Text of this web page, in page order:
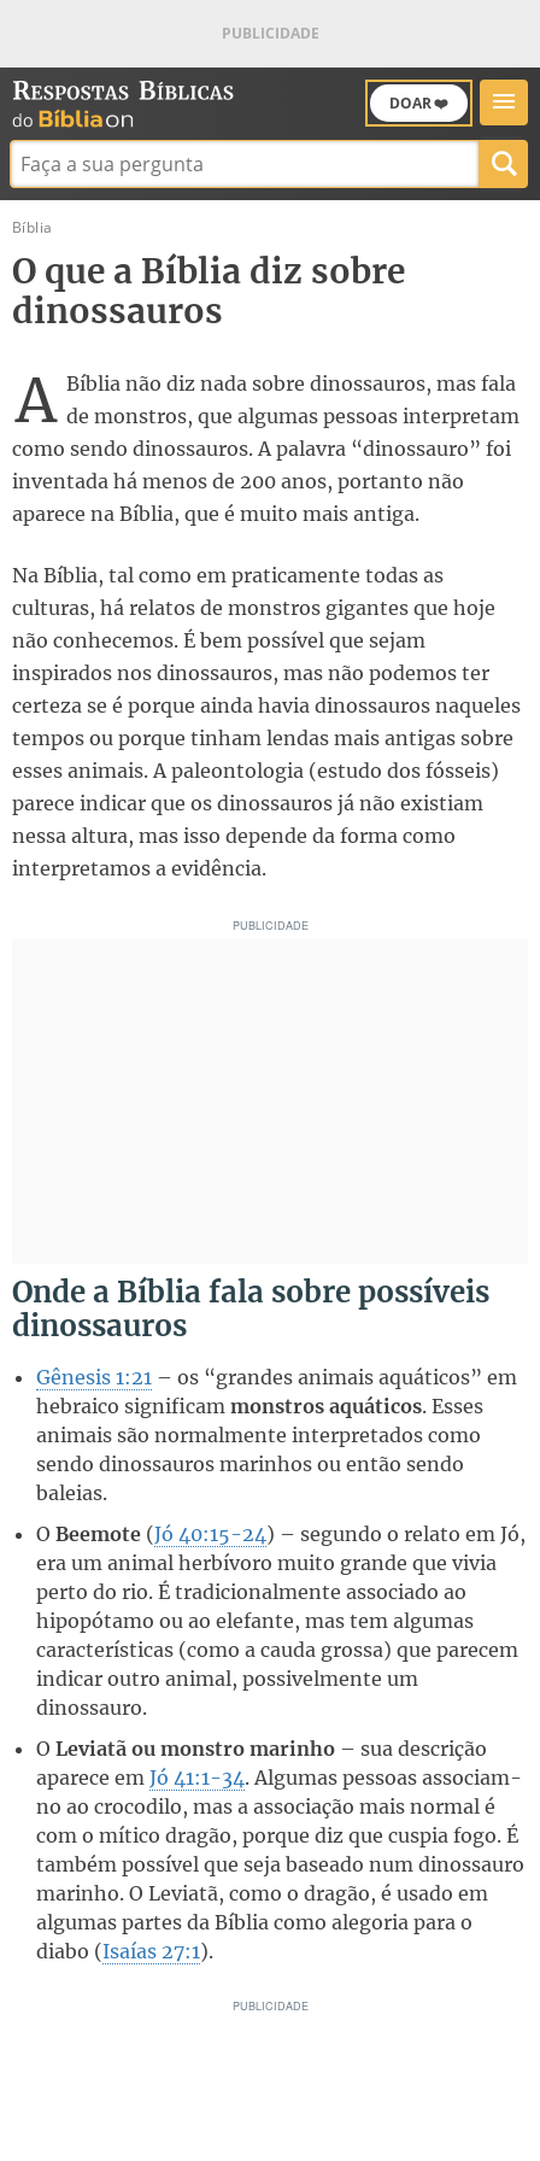
DOAR ❤️
Buscar:
Bíblia
O que a Bíblia diz sobre
dinossauros
A Bíblia não diz nada sobre dinossauros, mas fala
de monstros, que algumas pessoas interpretam
como sendo dinossauros. A palavra “dinossauro” foi
inventada há menos de 200 anos, portanto não
aparece na Bíblia, que é muito mais antiga.
Na Bíblia, tal como em praticamente todas as
culturas, há relatos de monstros gigantes que hoje
não conhecemos. É bem possível que sejam
inspirados nos dinossauros, mas não podemos ter
certeza se é porque ainda havia dinossauros naqueles
tempos ou porque tinham lendas mais antigas sobre
esses animais. A paleontologia (estudo dos fósseis)
parece indicar que os dinossauros já não existiam
nessa altura, mas isso depende da forma como
interpretamos a evidência.
Onde a Bíblia fala sobre possíveis
dinossauros
Gênesis 1:21 – os “grandes animais aquáticos” em
hebraico significam monstros aquáticos. Esses
animais são normalmente interpretados como
sendo dinossauros marinhos ou então sendo
baleias.
O Beemote (Jó 40:15-24) – segundo o relato em Jó,
era um animal herbívoro muito grande que vivia
perto do rio. É tradicionalmente associado ao
hipopótamo ou ao elefante, mas tem algumas
características (como a cauda grossa) que parecem
indicar outro animal, possivelmente um
dinossauro.
O Leviatã ou monstro marinho – sua descrição
aparece em Jó 41:1-34. Algumas pessoas associam-
no ao crocodilo, mas a associação mais normal é
com o mítico dragão, porque diz que cuspia fogo. É
também possível que seja baseado num dinossauro
marinho. O Leviatã, como o dragão, é usado em
algumas partes da Bíblia como alegoria para o
diabo (Isaías 27:1).